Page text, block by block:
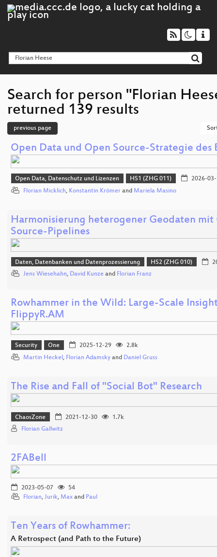
Search for person "Florian
returned 139 results
previous page
Open Data und Open Source-Strategie des
Open Data, Datenschutz und Lizenzen HS1 (ZHG 011)
2026-
Florian Micklich, Konstantin Krömer and Mariela Masino
Harmonisierung heterogener Geodaten mit
Source-Pipelines
Daten, Datenbanken und Datenprozessierung HS2 (ZHG 010)
Jens Wiesehahn, David Kunze and Florian Franz
Rowhammer in the Wild: Large-Scale
FlippyR.AM
Security One 2025-12-29
2.8k
Martin Heckel , Florian Adamsky and Daniel Gruss
The Rise and Fall of "Social Bot" Research
ChaosZone 2021-12-30
1.7k
Florian Gallwitz
2FABell
2023-05-07
54
Florian, Jurik, Max and Paul
Ten Years of Rowhammer:
A Retrospect (and Path to the Future)